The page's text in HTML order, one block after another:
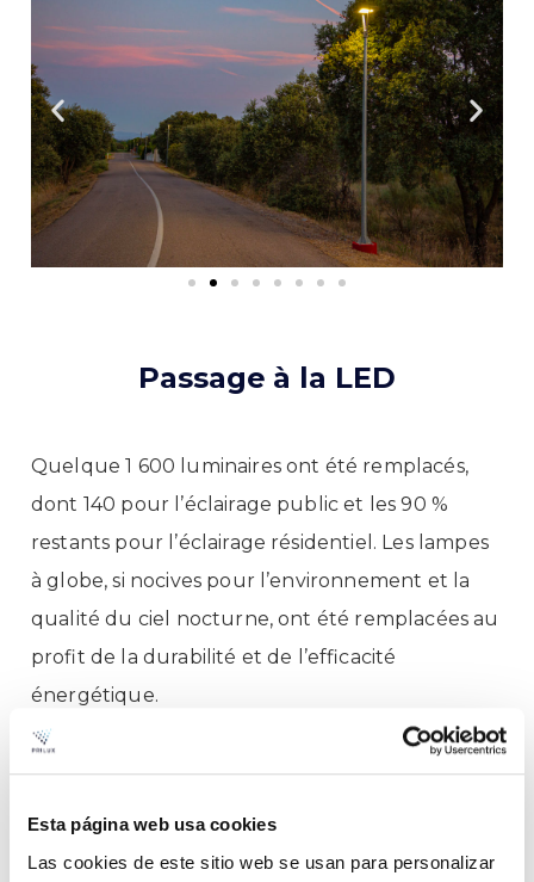
Esta página web usa cookies
Las cookies de este sitio web se usan para personalizar
Passage à la LED
Quelque 1 600 luminaires ont été remplacés,
dont 140 pour l’éclairage public et les 90 %
restants pour l’éclairage résidentiel. Les lampes
à globe, si nocives pour l’environnement et la
qualité du ciel nocturne, ont été remplacées au
profit de la durabilité et de l’efficacité
énergétique.
Les luminaires installés permettent une gestion